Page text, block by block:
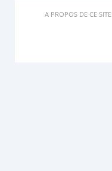
A PROPOS DE CE SITE